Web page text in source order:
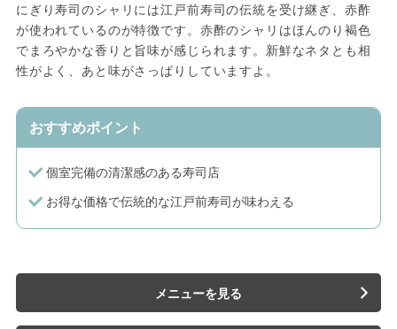
にぎり寿司のシャリには江戸前寿司の伝統を受け継ぎ、赤酢
が使われているのが特徴です。赤酢のシャリはほんのり褐色
でまろやかな香りと旨味が感じられます。新鮮なネタとも相
性がよく、あと味がさっぱりしていますよ。
おすすめポイント
個室完備の清潔感のある寿司店
お得な価格で伝統的な江戸前寿司が味わえる
メニューを見る